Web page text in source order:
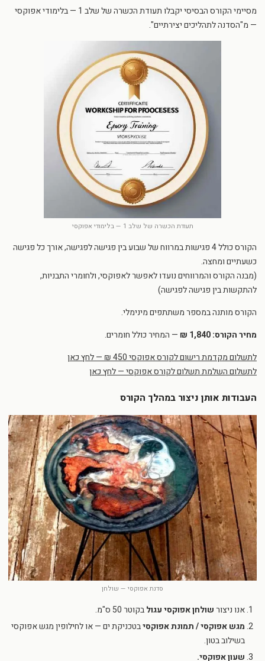
מסיימי הקורס הבסיסי יקבלו תעודת הכשרה של שלב 1 — בלימודי אפוקסי
— מ"הסדנה לתהליכים יצירתיים".
תעודת הכשרה של שלב 1 — בלימודי אפוקסי
הקורס כולל 4 פגישות במרווח של שבוע בין פגישה לפגישה, אורך כל פגישה
כשעתיים ומחצה.
(מבנה הקורס והמרווחים נועדו לאפשר לאפוקסי, ולחומרי התבניות,
להתקשות בין פגישה לפגישה)
הקורס מותנה במספר משתתפים מינימלי.
מחיר הקורס: 1,840 ₪
— המחיר כולל חומרים.
לתשלום מקדמת רישום לקורס אפוקסי 450 ₪ — לחץ כאן
לתשלום השלמת תשלום לקורס אפוקסי — לחץ כאן
העבודות אותן ניצור במהלך הקורס
סדנת אפוקסי — שולחן
אנו ניצורשולחן אפוקסי עגולבקוטר 50 ס"מ.
מגש אפוקסי / תמונת אפוקסיבטכניקת ים — או לחילופין מגש אפוקסי
בשילוב בטון.
שעון אפוקסי.